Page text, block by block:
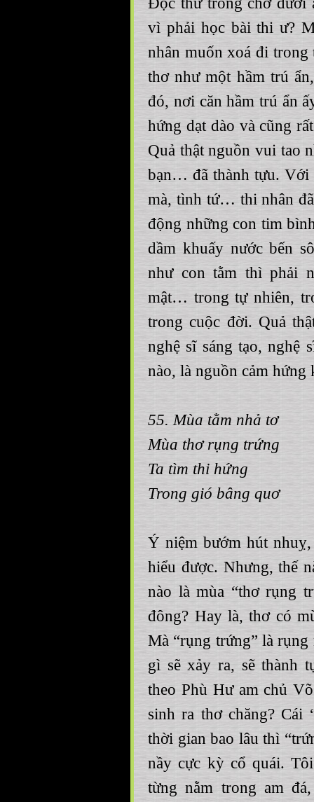
vì phải học bài thi ư?
nhân muốn xoá đi
thơ như một hầm trú
đó, nơi căn hầm trú ẩn
hứng dạt dào và cũng
Quả thật nguồn vui tao
bạn… đã thành tựu. Với
mà, tình tứ… thi nhân
động những con tim
dầm khuấy nước bến
như con tằm thì phải
mật… trong tự nhiên,
trong cuộc đời. Quả
nghệ sĩ sáng tạo, nghệ
nào, là nguồn cảm hứng
55. Mùa tằm nhả tơ
Mùa thơ rụng trứng
Ta tìm thi hứng
Trong gió bâng quơ
Ý niệm bướm hút
hiểu được. Nhưng, thế
nào là mùa “thơ rụng
đông? Hay là, thơ có
Mà “rụng trứng” là rụng
gì sẽ xảy ra, sẽ thành
theo Phù Hư am chủ
sinh ra thơ chăng? Cái
thời gian bao lâu thì
nầy cực kỳ cổ quái.
từng nằm trong am